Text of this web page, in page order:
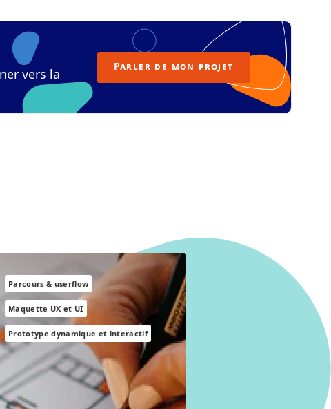
vers la
Parler de mon projet
Parcours & userflow
Maquette UX et UI
Prototype dynamique et interactif